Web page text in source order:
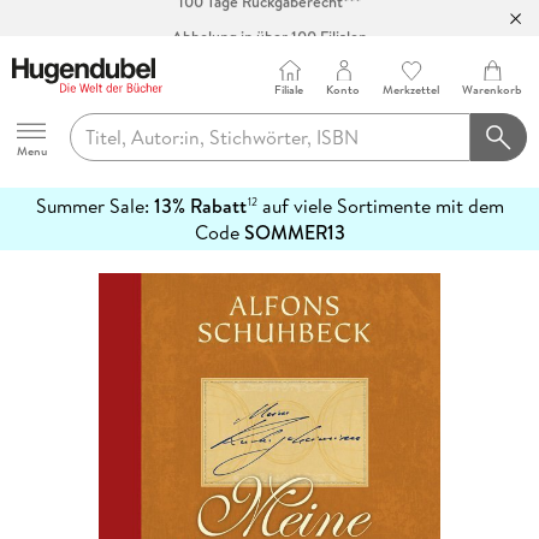
Abholung in über 100 Filialen
Hugendubel
Menu
Filiale Konto Merkzettel Warenkorb
Summer Sale: 13% Rabatt12auf viele Sortimente mit dem
CodeSOMMER13
erfahren